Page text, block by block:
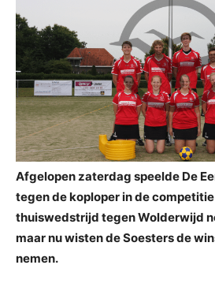
Afgelopen zaterdag speelde De
tegen de koploper in de
thuiswedstrijd tegen Wolderwijd
maar nu wisten de Soesters de
nemen.